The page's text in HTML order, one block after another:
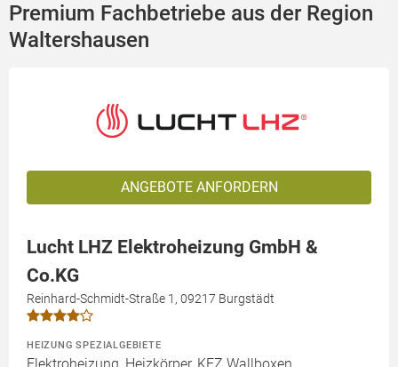
Premium Fachbetriebe aus der Region
Waltershausen
ANGEBOTE ANFORDERN
Lucht LHZ Elektroheizung GmbH &
Co.KG
Reinhard-Schmidt-Straße 1, 09217 Burgstädt
HEIZUNG SPEZIALGEBIETE